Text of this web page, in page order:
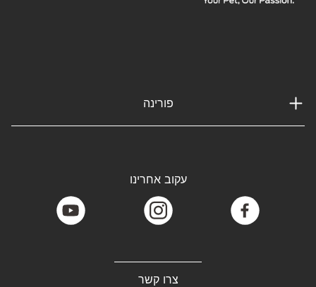
פורינה
צרו קשר
עקוב אחרינו
facebook
instagram
youtube